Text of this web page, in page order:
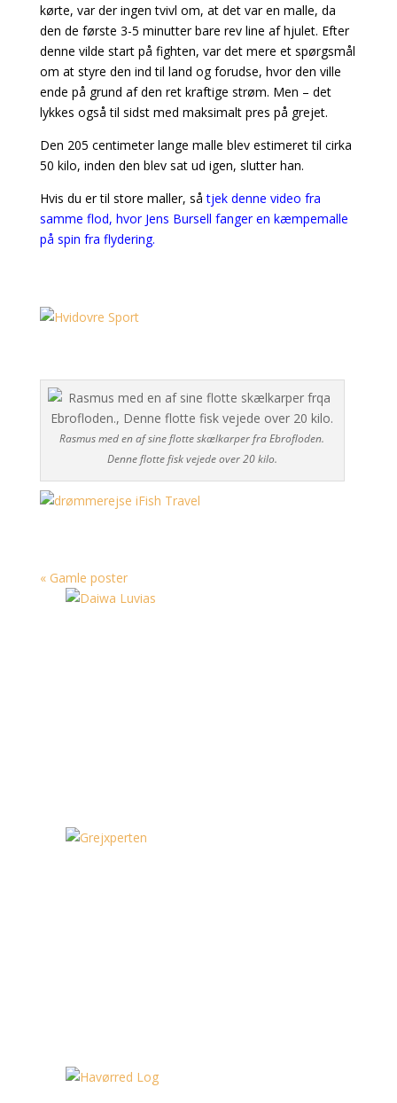
kørte, var der ingen tvivl om, at det var en malle, da
den de første 3-5 minutter bare rev line af hjulet. Efter
denne vilde start på fighten, var det mere et spørgsmål
om at styre den ind til land og forudse, hvor den ville
ende på grund af den ret kraftige strøm. Men – det
lykkes også til sidst med maksimalt pres på grejet.
Den 205 centimeter lange malle blev estimeret til cirka
50 kilo, inden den blev sat ud igen, slutter han.
Hvis du er til store maller, så tjek denne video fra
samme flod, hvor Jens Bursell fanger en kæmpemalle
på spin fra flydering.
Rasmus med en af sine flotte skælkarper fra Ebrofloden.
Denne flotte fisk vejede over 20 kilo.
« Gamle poster